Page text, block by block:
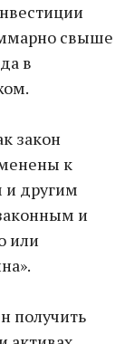
свыше
в
закон
к
и другим
и
или
получить